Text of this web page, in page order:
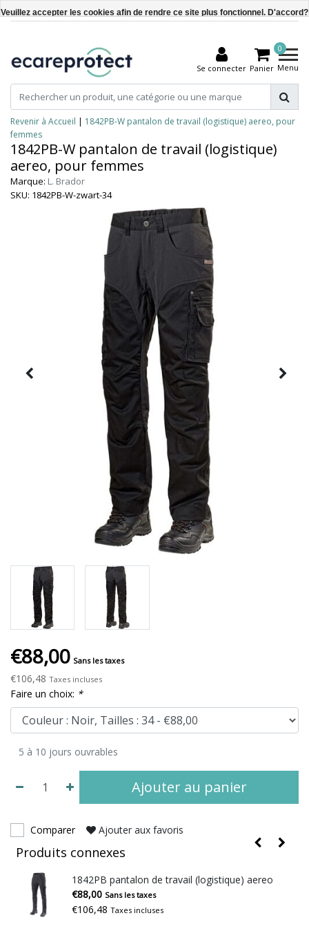
Se connecter
0
Panier Menu
Revenir à Accueil | 1842PB-W pantalon de travail (logistique) aereo, pour
femmes
1842PB-W pantalon de travail (logistique)
aereo, pour femmes
Marque: L. Brador
SKU: 1842PB-W-zwart-34
€88,00 Sans les taxes
€106,48 Taxes incluses
Faire un choix: *
5 à 10 jours ouvrables
Ajouter au panier
Comparer Ajouter aux favoris
Produits connexes
1842PB pantalon de travail (logistique) aereo
€88,00 Sans les taxes
€106,48 Taxes incluses
Veuillez accepter les cookies afin de rendre ce site plus fonctionnel. D'accord?